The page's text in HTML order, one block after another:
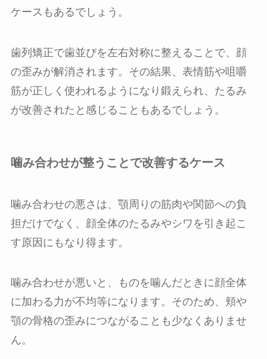
ケースもあるでしょう。
歯列矯正で歯並びを左右対称に整えることで、顔
の歪みが解消されます。その結果、表情筋や咀嚼
筋が正しく使われるようになり鍛えられ、たるみ
が改善されたと感じることもあるでしょう。
噛み合わせが整うことで改善するケース
噛み合わせの悪さは、顎周りの筋肉や関節への負
担だけでなく、顔全体のたるみやシワを引き起こ
す原因にもなり得ます。
噛み合わせが悪いと、ものを噛んだときに顔全体
に加わる力が不均等になります。そのため、頬や
顎の骨格の歪みにつながることも少なくありませ
ん。